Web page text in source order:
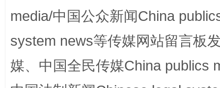
media/中国公众新闻China
system news等传媒网站留言板
媒、中国全民传媒China publics